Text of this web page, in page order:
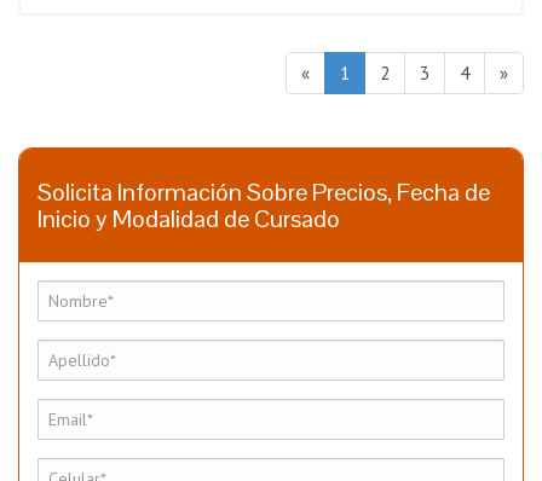
« 1 2 3 4 »
Solicita Información Sobre Precios, Fecha de
Inicio y Modalidad de Cursado